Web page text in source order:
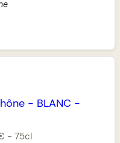
- BLANC -
- 75cl